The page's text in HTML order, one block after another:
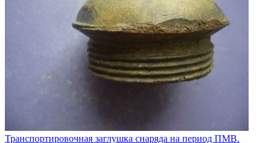
Транспортировочная заглушка снаряда на период ПМВ.